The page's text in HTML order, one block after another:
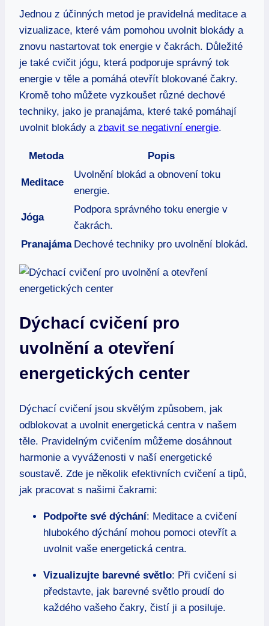
Jednou z účinných metod je pravidelná meditace a
vizualizace, které vám pomohou uvolnit blokády a
znovu nastartovat tok energie v čakrách. Důležité
je také cvičit jógu, která podporuje správný tok
energie v těle a pomáhá otevřít blokované čakry.
Kromě toho můžete vyzkoušet různé dechové
techniky, jako je pranajáma, které také pomáhají
uvolnit blokády a zbavit se negativní energie.
Metoda Popis
Meditace
Uvolnění blokád a obnovení toku
energie.
Jóga
Podpora správného toku energie v
čakrách.
Pranajáma Dechové techniky pro uvolnění blokád.
Dýchací cvičení pro
uvolnění a otevření
energetických center
Dýchací cvičení jsou skvělým způsobem, jak
odblokovat a uvolnit energetická centra v našem
těle. Pravidelným cvičením můžeme dosáhnout
harmonie a vyváženosti v naší energetické
soustavě. Zde je několik efektivních cvičení a tipů,
jak pracovat s našimi čakrami:
Podpořte své dýchání: Meditace a cvičení
hlubokého dýchání mohou pomoci otevřít a
uvolnit vaše energetická centra.
Vizualizujte barevné světlo: Při cvičení si
představte, jak barevné světlo proudí do
každého vašeho čakry, čistí ji a posiluje.